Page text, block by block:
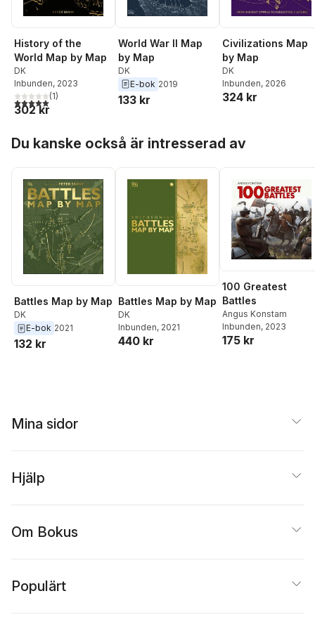
History of the
World Map by Map
DK
Inbunden, 2023
5,0utav 5 stjärnor. Totalt antal röster:
(1)
302 kr
World War II Map
by Map
DK
E-bok 2019
133 kr
Civilizations Map
by Map
DK
Inbunden, 2026
324 kr
Du kanske också är intresserad av
Battles Map by Map
DK
E-bok 2021
132 kr
Battles Map by Map
DK
Inbunden, 2021
440 kr
100 Greatest
Battles
Angus Konstam
Inbunden, 2023
175 kr
Mina sidor
Hjälp
Om Bokus
Populärt